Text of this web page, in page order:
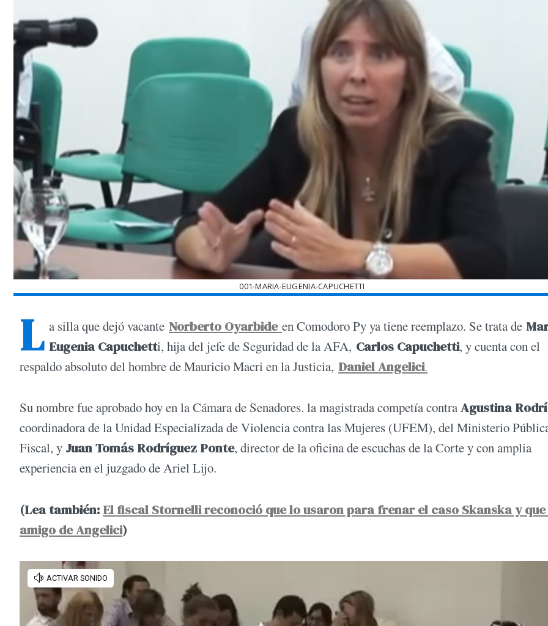
001-MARIA-EUGENIA-CAPUCHETTI
L a silla que dejó vacante Norberto Oyarbide en Comodoro Py ya tiene reemplazo. Se trata de
Eugenia Capuchetti, hija del jefe de Seguridad de la AFA, Carlos Capuchetti, y cuenta con el
respaldo absoluto del hombre de Mauricio Macri en la Justicia, Daniel Angelici.
Su nombre fue aprobado hoy en la Cámara de Senadores. la magistrada competía contraAgustina
coordinadora de la Unidad Especializada de Violencia contra las Mujeres (UFEM), del Ministerio
Fiscal, y Juan Tomás Rodríguez Ponte, director de la oficina de escuchas de la Corte y con amplia
experiencia en el juzgado de Ariel Lijo.
(Lea también: El fiscal Stornelli reconoció que lo usaron para frenar el caso Skanska y que
amigo de Angelici)